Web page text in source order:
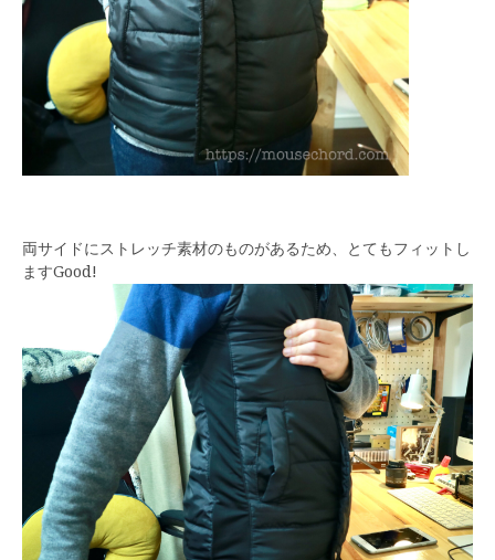
両サイドにストレッチ素材のものがあるため、とてもフィットし
ますGood!